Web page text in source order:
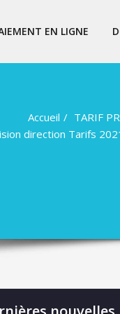
EN LIGNE
Accueil
TARIF
direction Tarifs